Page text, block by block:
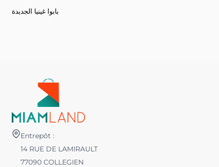
بابوا غينيا الجديدة
Entrepôt :
14 RUE DE LAMIRAULT
77090 COLLEGIEN